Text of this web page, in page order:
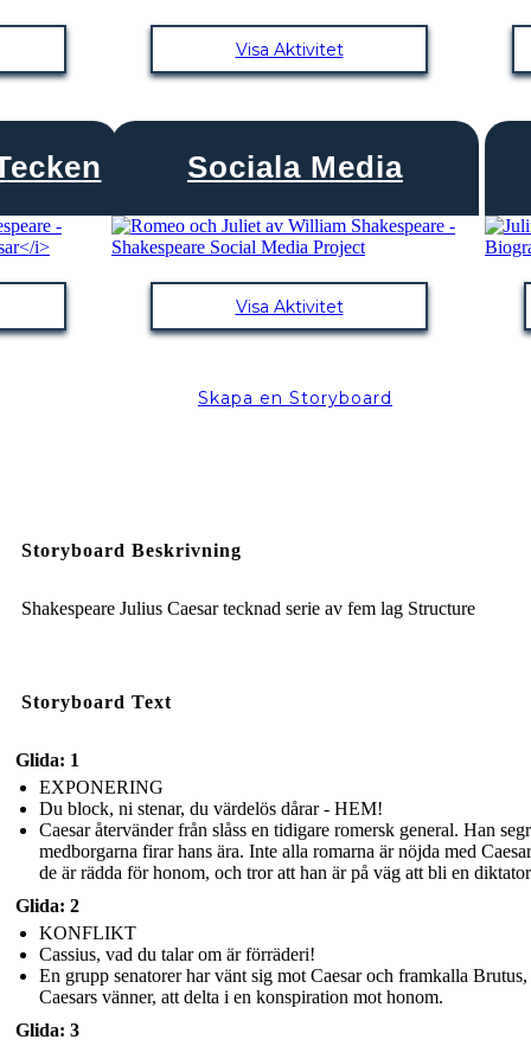
Visa Aktivitet
Sociala Media
Visa Aktivitet
Skapa en Storyboard
Storyboard Beskrivning
Shakespeare Julius Caesar tecknad serie av fem lag Structure
Storyboard Text
Glida: 1
EXPONERING
Du block, ni stenar, du värdelös dårar - HEM!
Caesar återvänder från slåss en tidigare romersk general. Han
medborgarna firar hans ära. Inte alla romarna är nöjda med
de är rädda för honom, och tror att han är på väg att bli en
Glida: 2
KONFLIKT
Cassius, vad du talar om är förräderi!
En grupp senatorer har vänt sig mot Caesar och framkalla Brutus,
Caesars vänner, att delta i en konspiration mot honom.
Glida: 3